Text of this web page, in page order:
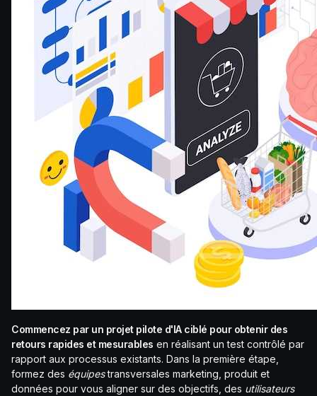
Commencez par un projet pilote d'IA ciblé pour obtenir des
retours rapides et mesurables en réalisant un test contrôlé par
rapport aux processus existants. Dans la première étape,
formez des équipestransversales marketing, produit et
données pour vous aligner sur des objectifs, des utilisateurs